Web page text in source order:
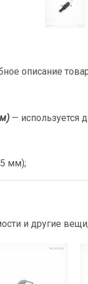
описание
— используется
мм);
и другие